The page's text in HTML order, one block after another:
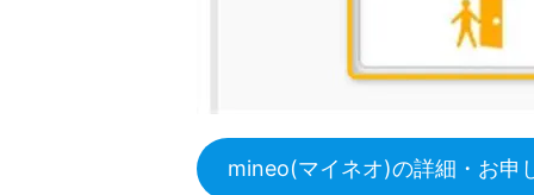
mineo(マイネオ)の詳細・お申